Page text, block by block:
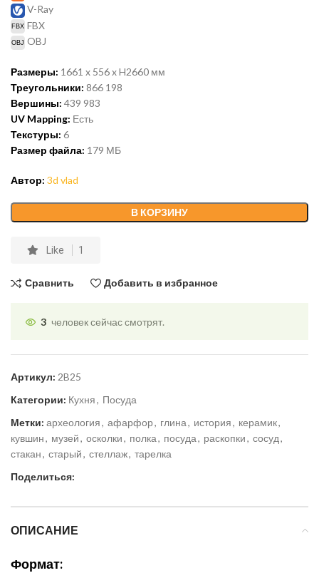
V-Ray
FBX
OBJ
Размеры: 1661 x 556 x H2660 мм
Треугольники: 866 198
Вершины: 439 983
UV Mapping: Есть
Текстуры: 6
Размер файла: 179 МБ
Автор: 3d vlad
В КОРЗИНУ
Like 1
Сравнить Добавить в избранное
3 человек сейчас смотрят.
Артикул: 2B25
Категории: Кухня, Посуда
Метки: археология, афарфор, глина, история, керамик,
кувшин, музей, осколки, полка, посуда, раскопки, сосуд,
стакан, старый, стеллаж, тарелка
Поделиться:
ОПИСАНИЕ
Формат: